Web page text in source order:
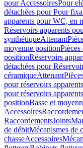
pour AccessoiresPour
détachées pour Pour
apparents pour WC, en
Réservoirs apparents
synthétiqueAttenant
moyenne positionPièces
positionRéservoirs
détachées pour
céramiqueAttenant
pour réservoirs apparents
pour réservoirs apparents
positionBasse et
Accessoires
RaccordementsJoints
de débitMécanismes de
chasseAccessoires